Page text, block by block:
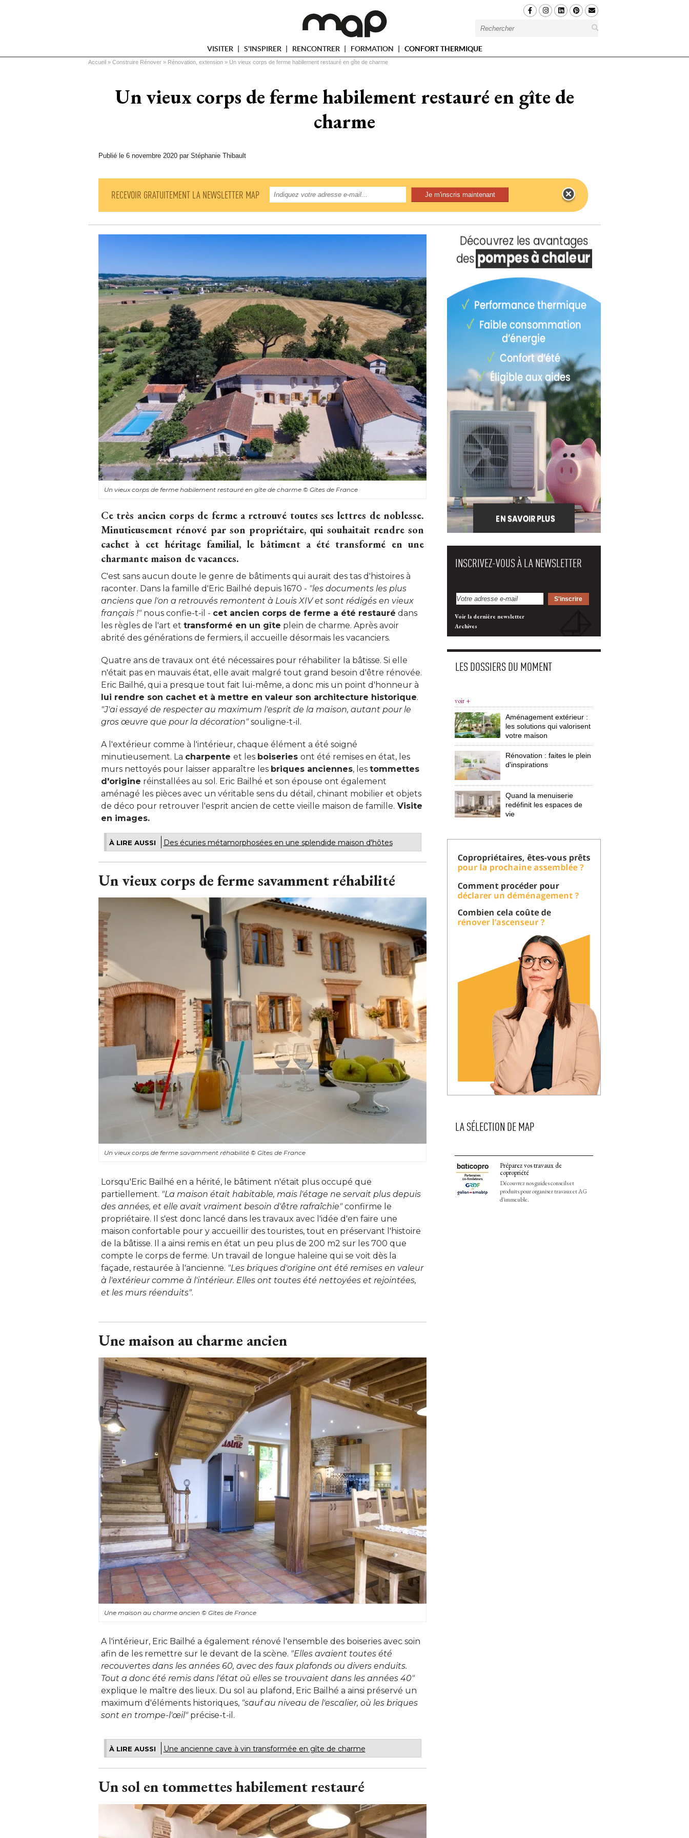
VISITER S'INSPIRER RENCONTRER FORMATION CONFORT THERMIQUE
Vous êtes ici
Accueil » Construire Rénover » Rénovation, extension » Un vieux corps de ferme habilement restauré en gîte de charme
Un vieux corps de ferme habilement restauré en gîte de
charme
Publié le 6 novembre 2020 par Stéphanie Thibault
RECEVOIR GRATUITEMENT LA NEWSLETTER MAP
Un vieux corps de ferme habilement restauré en gîte de charme© Gîtes de France
Ce très ancien corps de ferme a retrouvé toutes ses lettres de noblesse.
Minutieusement rénové par son propriétaire, qui souhaitait rendre son
cachet à cet héritage familial, le bâtiment a été transformé en une
charmante maison de vacances.
C'est sans aucun doute le genre de bâtiments qui aurait des tas d'histoires à
raconter. Dans la famille d'Eric Bailhé depuis 1670 - "les documents les plus
anciens que l'on a retrouvés remontent à Louis XIV et sont rédigés en vieux
français !" nous confie-t-il - cet ancien corps de ferme a été restauré dans
les règles de l'art et transformé en un gîte plein de charme. Après avoir
abrité des générations de fermiers, il accueille désormais les vacanciers.
Quatre ans de travaux ont été nécessaires pour réhabiliter la bâtisse. Si elle
n'était pas en mauvais état, elle avait malgré tout grand besoin d'être rénovée.
Eric Bailhé, qui a presque tout fait lui-même, a donc mis un point d'honneur à
lui rendre son cachet et à mettre en valeur son architecture historique.
"J'ai essayé de respecter au maximum l'esprit de la maison, autant pour le
gros œuvre que pour la décoration" souligne-t-il.
A l'extérieur comme à l'intérieur, chaque élément a été soigné
minutieusement. La charpente et les boiseries ont été remises en état, les
murs nettoyés pour laisser apparaître les briques anciennes, les tommettes
d'origine réinstallées au sol. Eric Bailhé et son épouse ont également
aménagé les pièces avec un véritable sens du détail, chinant mobilier et objets
de déco pour retrouver l'esprit ancien de cette vieille maison de famille. Visite
en images.
À LIRE AUSSI Des écuries métamorphosées en une splendide maison d'hôtes
Un vieux corps de ferme savamment réhabilité
Un vieux corps de ferme savamment réhabilité © Gîtes de France
Lorsqu'Eric Bailhé en a hérité, le bâtiment n'était plus occupé que
partiellement. "La maison était habitable, mais l'étage ne servait plus depuis
des années, et elle avait vraiment besoin d'être rafraîchie"confirme le
propriétaire. Il s'est donc lancé dans les travaux avec l'idée d'en faire une
maison confortable pour y accueillir des touristes, tout en préservant l'histoire
de la bâtisse. Il a ainsi remis en état un peu plus de 200 m2 sur les 700 que
compte le corps de ferme. Un travail de longue haleine qui se voit dès la
façade, restaurée à l'ancienne. "Les briques d'origine ont été remises en valeur
à l'extérieur comme à l'intérieur. Elles ont toutes été nettoyées et rejointées,
et les murs réenduits".
Une maison au charme ancien
Une maison au charme ancien© Gîtes de France
A l'intérieur, Eric Bailhé a également rénové l'ensemble des boiseries avec soin
afin de les remettre sur le devant de la scène. "Elles avaient toutes été
recouvertes dans les années 60, avec des faux plafonds ou divers enduits.
Tout a donc été remis dans l'état où elles se trouvaient dans les années 40"
explique le maître des lieux. Du sol au plafond, Eric Bailhé a ainsi préservé un
maximum d'éléments historiques, "sauf au niveau de l'escalier, où les briques
sont en trompe-l'œil" précise-t-il.
À LIRE AUSSI Une ancienne cave à vin transformée en gîte de charme
Un sol en tommettes habilement restauré
INSCRIVEZ-VOUS À LA NEWSLETTER
Voir la dernière newsletter
Archives
LES DOSSIERS DU MOMENT
voir +
Aménagement extérieur :
les solutions qui valorisent
votre maison
Rénovation : faites le plein
d'inspirations
Quand la menuiserie
redéfinit les espaces de
vie
LA SÉLECTION DE MAP
Préparez vos travaux de
copropriété
Découvrez nos guides conseils et
produits pour organiser travaux et AG
d'immeuble.